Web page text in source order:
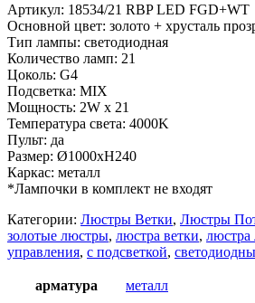
Артикул: 18534/21 RBP LED FGD+WT
Основной цвет: золото + хрусталь
Тип лампы: светодиодная
Количество ламп: 21
Цоколь: G4
Подсветка: MIX
Мощность: 2W x 21
Температура света: 4000K
Пульт: да
Размер: Ø1000xH240
Каркас: металл
*Лампочки в комплект не входят
Категории: Люстры Ветки, Люстры
золотые люстры, люстра ветки, люстра
управления, с подсветкой,
арматура металл